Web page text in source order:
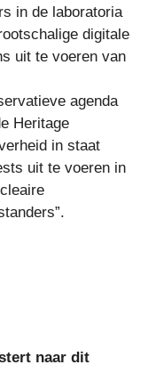
in de laboratoria
digitale
uit te voeren van
agenda
Heritage
in staat
uit te voeren in
naar dit